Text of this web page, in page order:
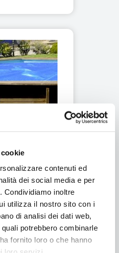
contenuti ed
dei social media e per
Condividiamo inoltre
utilizza il nostro sito con i
di analisi dei dati web,
potrebbero combinarle
fornito loro o che hanno
a bolle
per piscine in
my POOL
Spedito in 24h